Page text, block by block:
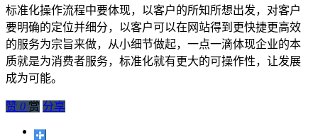
标准化操作流程中要体现，以客户的所知所想出发，对客户
要明确的定位并细分，以客户可以在网站得到更快捷更高效
的服务为宗旨来做，从小细节做起，一点一滴体现企业的本
质就是为消费者服务，标准化就有更大的可操作性，让发展
成为可能。
赞 0 赏 分享